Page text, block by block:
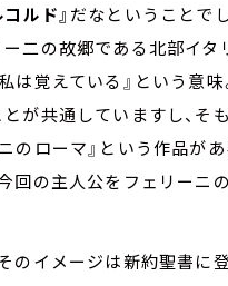
ルド』 だなということで
ー二の故郷である北部イタ
は覚えている』という意
が共通していますし、そ
のローマ』という作品があ
回の主人公をフェリーニ
のイメージは新約聖書に